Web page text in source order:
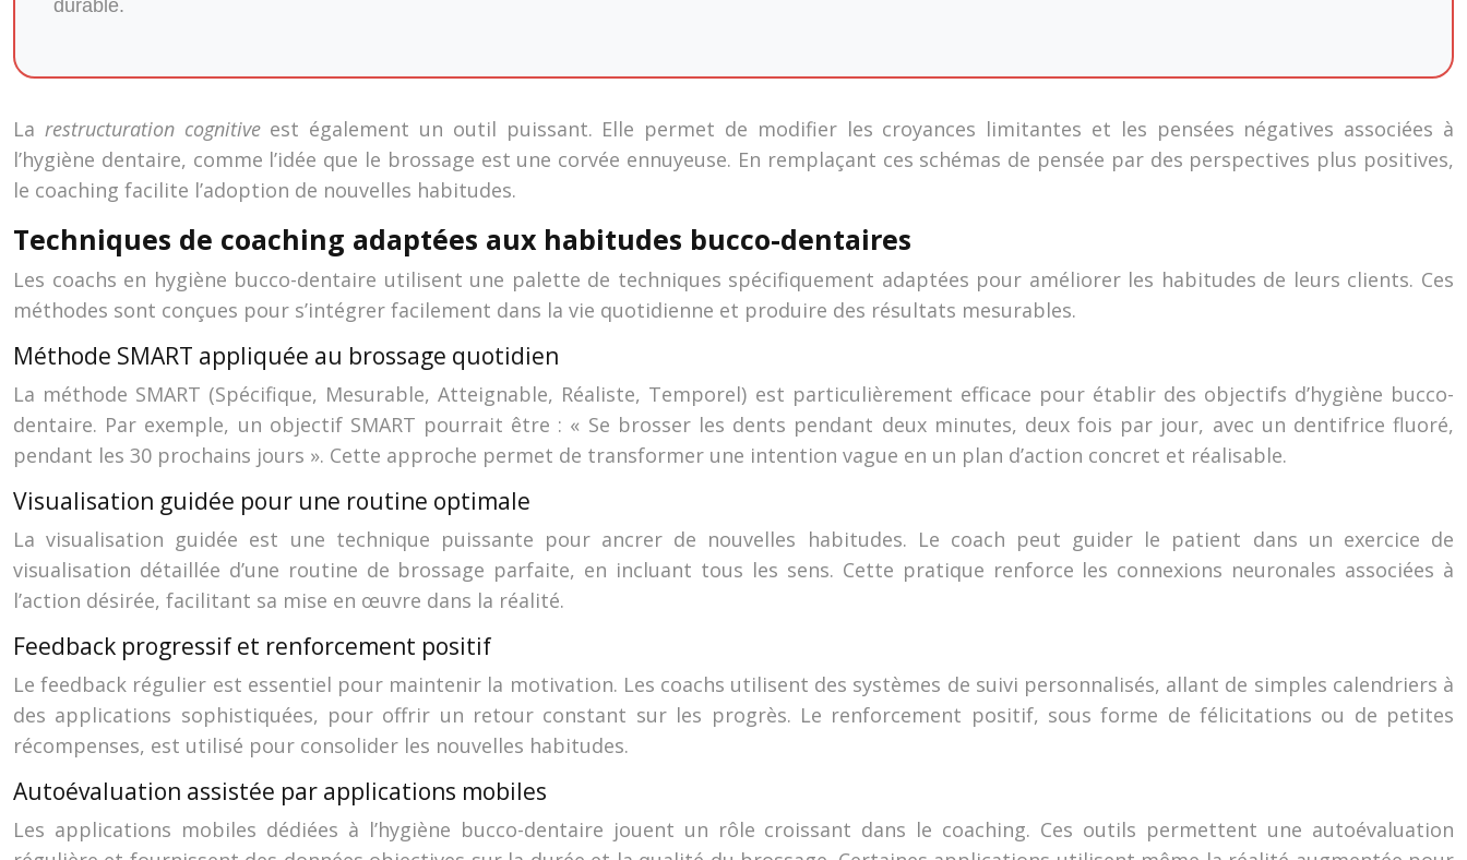
durable.
La restructuration cognitive est également un outil puissant. Elle permet de modifier les croyances limitantes et les pensées négatives associées à
l’hygiène dentaire, comme l’idée que le brossage est une corvée ennuyeuse. En remplaçant ces schémas de pensée par des perspectives plus positives,
le coaching facilite l’adoption de nouvelles habitudes.
Techniques de coaching adaptées aux habitudes bucco-dentaires
Les coachs en hygiène bucco-dentaire utilisent une palette de techniques spécifiquement adaptées pour améliorer les habitudes de leurs clients. Ces
méthodes sont conçues pour s’intégrer facilement dans la vie quotidienne et produire des résultats mesurables.
Méthode SMART appliquée au brossage quotidien
La méthode SMART (Spécifique, Mesurable, Atteignable, Réaliste, Temporel) est particulièrement efficace pour établir des objectifs d’hygiène bucco-
dentaire. Par exemple, un objectif SMART pourrait être : « Se brosser les dents pendant deux minutes, deux fois par jour, avec un dentifrice fluoré,
pendant les 30 prochains jours ». Cette approche permet de transformer une intention vague en un plan d’action concret et réalisable.
Visualisation guidée pour une routine optimale
La visualisation guidée est une technique puissante pour ancrer de nouvelles habitudes. Le coach peut guider le patient dans un exercice de
visualisation détaillée d’une routine de brossage parfaite, en incluant tous les sens. Cette pratique renforce les connexions neuronales associées à
l’action désirée, facilitant sa mise en œuvre dans la réalité.
Feedback progressif et renforcement positif
Le feedback régulier est essentiel pour maintenir la motivation. Les coachs utilisent des systèmes de suivi personnalisés, allant de simples calendriers à
des applications sophistiquées, pour offrir un retour constant sur les progrès. Le renforcement positif, sous forme de félicitations ou de petites
récompenses, est utilisé pour consolider les nouvelles habitudes.
Autoévaluation assistée par applications mobiles
Les applications mobiles dédiées à l’hygiène bucco-dentaire jouent un rôle croissant dans le coaching. Ces outils permettent une autoévaluation